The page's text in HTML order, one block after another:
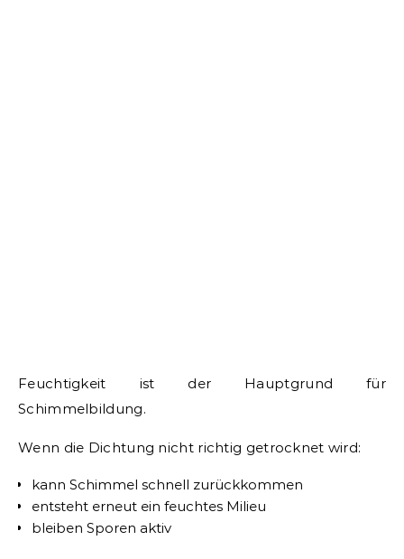
Feuchtigkeit ist der Hauptgrund für
Schimmelbildung.
Wenn die Dichtung nicht richtig getrocknet wird:
kann Schimmel schnell zurückkommen
entsteht erneut ein feuchtes Milieu
bleiben Sporen aktiv